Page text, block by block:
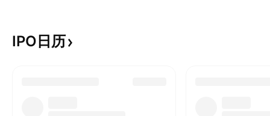
IPO日历